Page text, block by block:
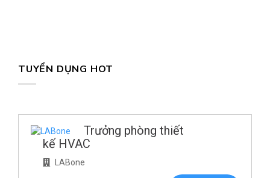
TUYỂN DỤNG HOT
Trưởng phòng thiết
kế HVAC
LABone